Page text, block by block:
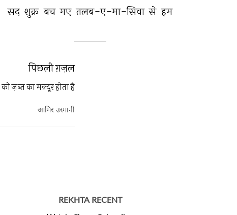
सद शुक्र बच गए तलब-ए-मा-सिवा से हम
पिछली ग़ज़ल
ज़ब्त का मक़्दूर होता है
आमिर उस्मानी
REKHTA RECENT